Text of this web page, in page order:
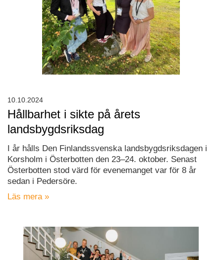
Hållbarhet i sikte på årets
landsbygdsriksdag
I år hålls Den Finlandssvenska landsbygdsriksdagen i
Korsholm i Österbotten den 23–24. oktober. Senast
Österbotten stod värd för evenemanget var för 8 år
sedan i Pedersöre.
Läs mera »
10.10.2024